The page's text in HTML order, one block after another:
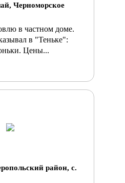
Черноморское
в частном доме.
в "Теньке":
Цены...
район, с.